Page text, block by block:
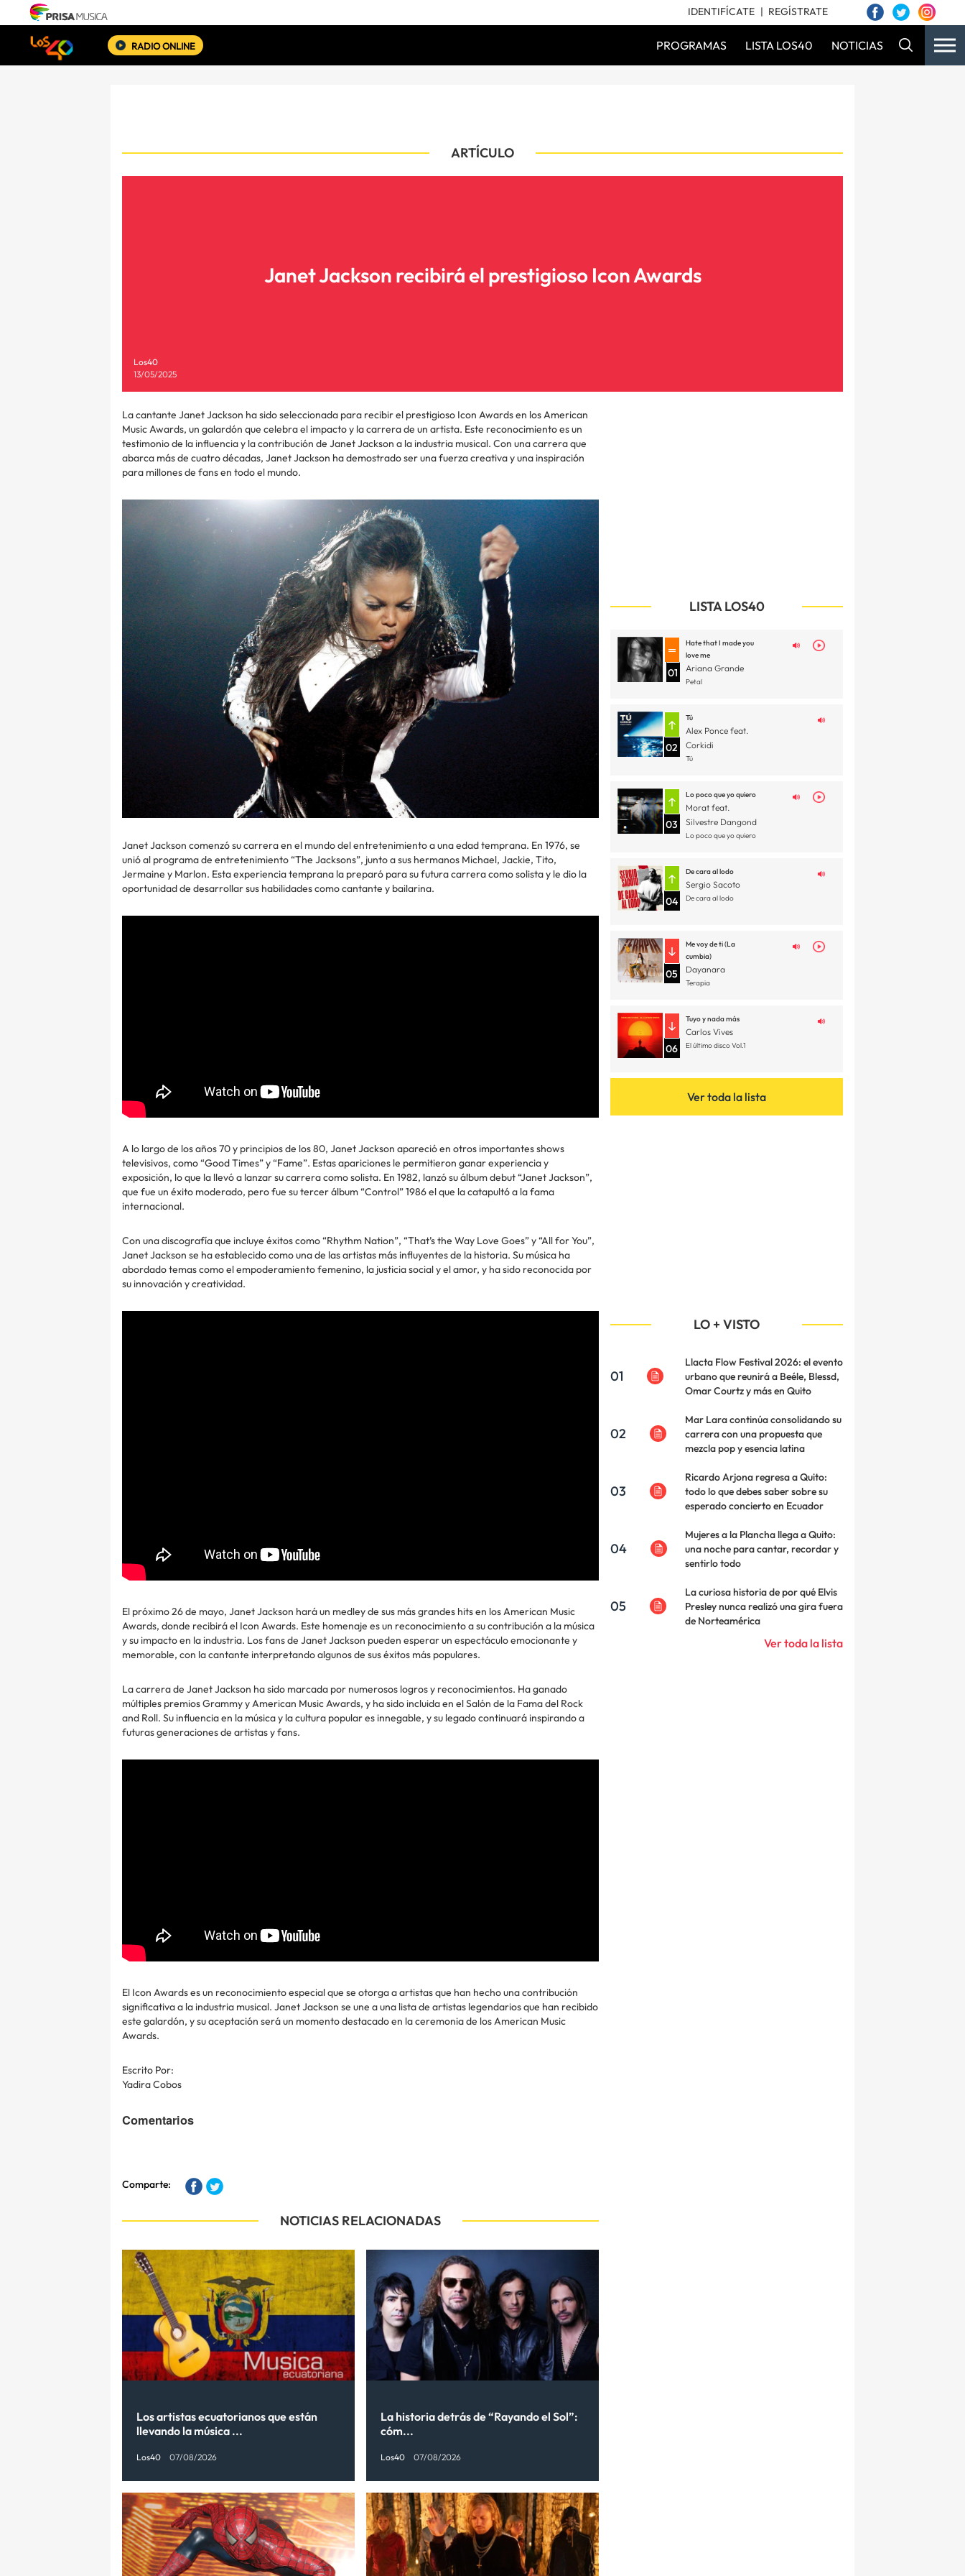
IDENTIFÍCATE REGÍSTRATE
RADIO ONLINE PROGRAMAS LISTA LOS40 NOTICIAS
ARTÍCULO
Janet Jackson recibirá el prestigioso Icon Awards
Los40
13/05/2025
La cantante Janet Jackson ha sido seleccionada para recibir el prestigioso Icon Awards en los American
Music Awards, un galardón que celebra el impacto y la carrera de un artista. Este reconocimiento es un
testimonio de la influencia y la contribución de Janet Jackson a la industria musical. Con una carrera que
abarca más de cuatro décadas, Janet Jackson ha demostrado ser una fuerza creativa y una inspiración
para millones de fans en todo el mundo.
Janet Jackson comenzó su carrera en el mundo del entretenimiento a una edad temprana. En 1976, se
unió al programa de entretenimiento “The Jacksons”, junto a sus hermanos Michael, Jackie, Tito,
Jermaine y Marlon. Esta experiencia temprana la preparó para su futura carrera como solista y le dio la
oportunidad de desarrollar sus habilidades como cantante y bailarina.
A lo largo de los años 70 y principios de los 80, Janet Jackson apareció en otros importantes shows
televisivos, como “Good Times” y “Fame”. Estas apariciones le permitieron ganar experiencia y
exposición, lo que la llevó a lanzar su carrera como solista. En 1982, lanzó su álbum debut “Janet Jackson”,
que fue un éxito moderado, pero fue su tercer álbum “Control” 1986 el que la catapultó a la fama
internacional.
Con una discografía que incluye éxitos como “Rhythm Nation”, “That’s the Way Love Goes” y “All for You”,
Janet Jackson se ha establecido como una de las artistas más influyentes de la historia. Su música ha
abordado temas como el empoderamiento femenino, la justicia social y el amor, y ha sido reconocida por
su innovación y creatividad.
El próximo 26 de mayo, Janet Jackson hará un medley de sus más grandes hits en los American Music
Awards, donde recibirá el Icon Awards. Este homenaje es un reconocimiento a su contribución a la música
y su impacto en la industria. Los fans de Janet Jackson pueden esperar un espectáculo emocionante y
memorable, con la cantante interpretando algunos de sus éxitos más populares.
La carrera de Janet Jackson ha sido marcada por numerosos logros y reconocimientos. Ha ganado
múltiples premios Grammy y American Music Awards, y ha sido incluida en el Salón de la Fama del Rock
and Roll. Su influencia en la música y la cultura popular es innegable, y su legado continuará inspirando a
futuras generaciones de artistas y fans.
El Icon Awards es un reconocimiento especial que se otorga a artistas que han hecho una contribución
significativa a la industria musical. Janet Jackson se une a una lista de artistas legendarios que han recibido
este galardón, y su aceptación será un momento destacado en la ceremonia de los American Music
Awards.
Escrito Por:
Yadira Cobos
Comentarios
Comparte:
NOTICIAS RELACIONADAS
Los artistas ecuatorianos que están
llevando la música ...
Los40 07/08/2026
La historia detrás de “Rayando el Sol”:
cóm...
Los40 07/08/2026
LISTA LOS40
01
Hate that I made you
love me
Ariana Grande
Petal
02
Tú
Alex Ponce feat.
Corkidi
Tú
03
Lo poco que yo quiero
Morat feat.
Silvestre Dangond
Lo poco que yo quiero
04
De cara al lodo
Sergio Sacoto
De cara al lodo
05
Me voy de ti (La
cumbia)
Dayanara
Terapia
06
Tuyo y nada más
Carlos Vives
El último disco Vol.1
Ver toda la lista
LO + VISTO
01
Llacta Flow Festival 2026: el evento
urbano que reunirá a Beéle, Blessd,
Omar Courtz y más en Quito
02
Mar Lara continúa consolidando su
carrera con una propuesta que
mezcla pop y esencia latina
03
Ricardo Arjona regresa a Quito:
todo lo que debes saber sobre su
esperado concierto en Ecuador
04
Mujeres a la Plancha llega a Quito:
una noche para cantar, recordar y
sentirlo todo
05
La curiosa historia de por qué Elvis
Presley nunca realizó una gira fuera
de Norteamérica
Ver toda la lista